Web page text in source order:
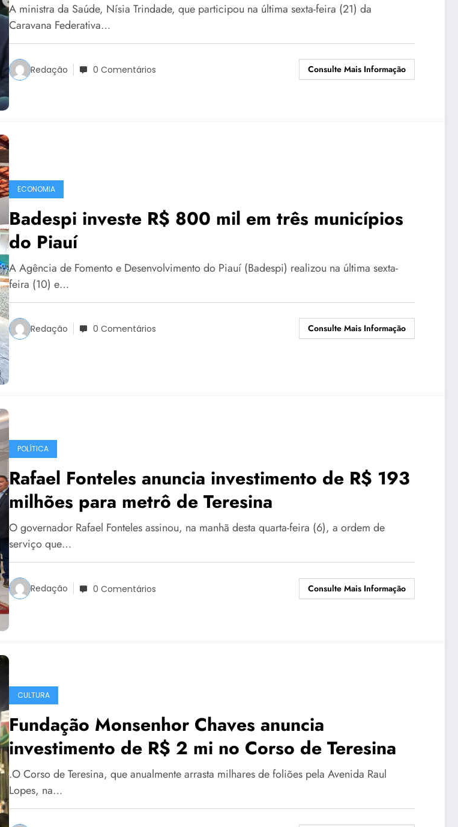
A ministra da Saúde, Nísia Trindade, que participou na última sexta-feira (21) da
Caravana Federativa…
Redação 0 Comentários Consulte Mais Informação
ECONOMIA
Badespi investe R$ 800 mil em três municípios
do Piauí
A Agência de Fomento e Desenvolvimento do Piauí (Badespi) realizou na última sexta-
feira (10) e…
Redação 0 Comentários Consulte Mais Informação
POLÍTICA
Rafael Fonteles anuncia investimento de R$ 193
milhões para metrô de Teresina
O governador Rafael Fonteles assinou, na manhã desta quarta-feira (6), a ordem de
serviço que…
Redação 0 Comentários Consulte Mais Informação
CULTURA
Fundação Monsenhor Chaves anuncia
investimento de R$ 2 mi no Corso de Teresina
.O Corso de Teresina, que anualmente arrasta milhares de foliões pela Avenida Raul
Lopes, na…